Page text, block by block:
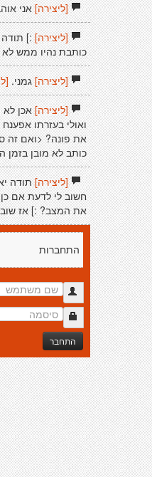
[ליצירה]אני
[ליצירה]:] תודה
כותבת נהיו ממש לא
[ליצירה]גמני.
[ליצירה]אכן לא
ואולי בעזרתו
את פונה? <ואם זה
כותב לא מובן בזמן
[ליצירה]תודה
חשוב לי לדעת אם
את המצב? :] אז
התחברות
התחבר